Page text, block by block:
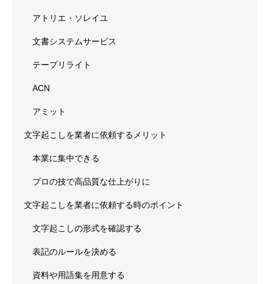
アトリエ・ソレイユ
文書システムサービス
テープリライト
ACN
アミット
文字起こしを業者に依頼するメリット
本業に集中できる
プロの技で高品質な仕上がりに
文字起こしを業者に依頼する時のポイント
文字起こしの形式を確認する
表記のルールを決める
資料や用語集を用意する